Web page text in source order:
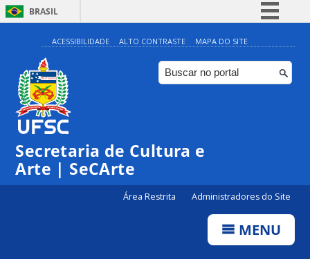
BRASIL
Simplifique!
Comunica BR
Participe
ACESSIBILIDADE ALTO CONTRASTE MAPA DO SITE
Secretaria de Cultura e
Arte | SeCArte
Área Restrita Administradores do Site
MENU
0:00
1:00